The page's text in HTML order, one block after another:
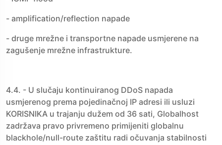
- amplification/reflection napade
- druge mrežne i transportne napade usmjerene na
zagušenje mrežne infrastrukture.
4.4. - U slučaju kontinuiranog DDoS napada
usmjerenog prema pojedinačnoj IP adresi ili usluzi
KORISNIKA u trajanju dužem od 36 sati, Globalhost
zadržava pravo privremeno primijeniti globalnu
blackhole/null-route zaštitu radi očuvanja stabilnosti